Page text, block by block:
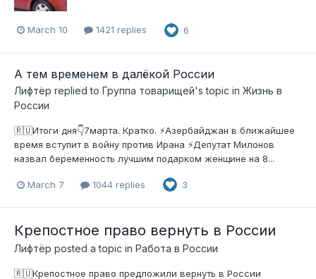
March 10 1421 replies 6
А тем временем в далёкой России
Лифтёр replied to Группа товарищей's topic in Жизнь в
России
🇷🇺Итоги дня👇7марта. Кратко. ⚡️Азербайджан в ближайшее
время вступит в войну против Ирана ⚡️Депутат Милонов
назвал беременность лучшим подарком женщине на 8...
March 7 1044 replies 3
Крепостное право вернуть в России
Лифтёр posted a topic in Работа в России
🇷🇺Крепостное право предложили вернуть в России